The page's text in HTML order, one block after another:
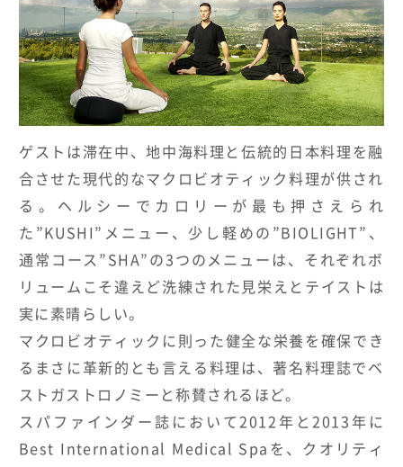
ゲストは滞在中、地中海料理と伝統的日本料理を融
合させた現代的なマクロビオティ ック料理が供され
る。ヘルシーでカロリーが最も押さえられ
た”KUSHI”メニュー、少し軽めの”BIOLIGHT”、
通常コース”SHA” の3つのメニューは、 それぞれボ
リュームこそ違えど洗練された見栄えとテイストは
実に 素晴らしい。
マクロビオティックに則った健全な栄養を確保でき
るまさに革新的 とも言える料理は、 著名料理誌でベ
ストガストロノミーと称賛されるほど。
スパファインダー誌において2012年と2013年に
Best International Medical Spaを、クオリティ